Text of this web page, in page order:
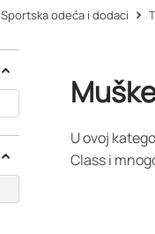
Sportska odeća i dodaci
U ovoj
Class i